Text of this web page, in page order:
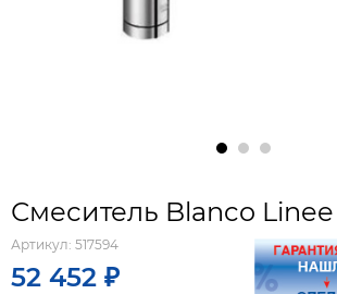
Смеситель Blanco
Артикул: 517594
52 452 ₽